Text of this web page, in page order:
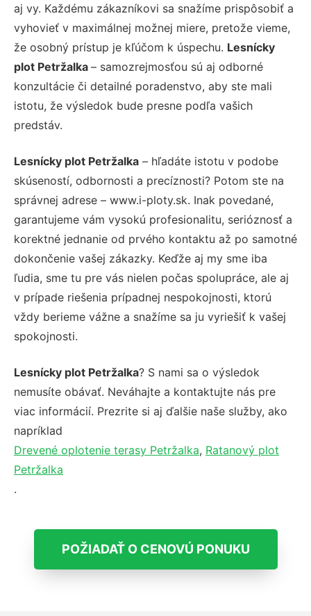
aj vy. Každému zákazníkovi sa snažíme prispôsobiť a
vyhovieť v maximálnej možnej miere, pretože vieme,
že osobný prístup je kľúčom k úspechu. Lesnícky
plot Petržalka – samozrejmosťou sú aj odborné
konzultácie či detailné poradenstvo, aby ste mali
istotu, že výsledok bude presne podľa vašich
predstáv.
Lesnícky plot Petržalka – hľadáte istotu v podobe
skúseností, odbornosti a precíznosti? Potom ste na
správnej adrese – www.i-ploty.sk. Inak povedané,
garantujeme vám vysokú profesionalitu, serióznosť a
korektné jednanie od prvého kontaktu až po samotné
dokončenie vašej zákazky. Keďže aj my sme iba
ľudia, sme tu pre vás nielen počas spolupráce, ale aj
v prípade riešenia prípadnej nespokojnosti, ktorú
vždy berieme vážne a snažíme sa ju vyriešiť k vašej
spokojnosti.
Lesnícky plot Petržalka? S nami sa o výsledok
nemusíte obávať. Neváhajte a kontaktujte nás pre
viac informácií. Prezrite si aj ďalšie naše služby, ako
napríklad
Drevené oplotenie terasy Petržalka, Ratanový plot
Petržalka
.
POŽIADAŤ O CENOVÚ PONUKU